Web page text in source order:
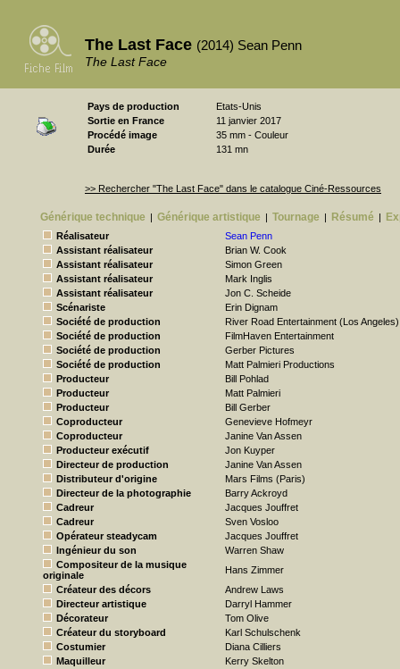
The Last Face (2014) Sean Penn
The Last Face
Pays de production
Etats-Unis
Sortie en France
11 janvier 2017
Procédé image
35 mm - Couleur
Durée
131 mn
>> Rechercher "The Last Face" dans le catalogue Ciné-Ressources
Générique technique | Générique artistique | Tournage | Résumé |
Réalisateur
Sean Penn
Assistant réalisateur
Brian W. Cook
Assistant réalisateur
Simon Green
Assistant réalisateur
Mark Inglis
Assistant réalisateur
Jon C. Scheide
Scénariste
Erin Dignam
Société de production
River Road Entertainment (Los Angeles)
Société de production
FilmHaven Entertainment
Société de production
Gerber Pictures
Société de production
Matt Palmieri Productions
Producteur
Bill Pohlad
Producteur
Matt Palmieri
Producteur
Bill Gerber
Coproducteur
Genevieve Hofmeyr
Coproducteur
Janine Van Assen
Producteur exécutif
Jon Kuyper
Directeur de production
Janine Van Assen
Distributeur d'origine
Mars Films (Paris)
Directeur de la photographie
Barry Ackroyd
Cadreur
Jacques Jouffret
Cadreur
Sven Vosloo
Opérateur steadycam
Jacques Jouffret
Ingénieur du son
Warren Shaw
Compositeur de la musique
originale
Hans Zimmer
Créateur des décors
Andrew Laws
Directeur artistique
Darryl Hammer
Décorateur
Tom Olive
Créateur du storyboard
Karl Schulschenk
Costumier
Diana Cilliers
Maquilleur
Kerry Skelton